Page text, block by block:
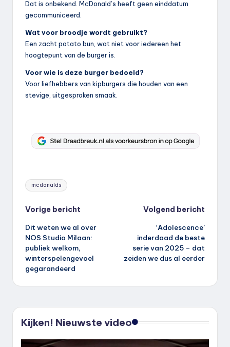
Dat is onbekend. McDonald’s heeft geen einddatum
gecommuniceerd.
Wat voor broodje wordt gebruikt?
Een zacht potato bun, wat niet voor iedereen het
hoogtepunt van de burger is.
Voor wie is deze burger bedoeld?
Voor liefhebbers van kipburgers die houden van een
stevige, uitgesproken smaak.
Tags:
mcdonalds
Bericht
navigatie
Vorige bericht
Dit weten we al over
NOS Studio Milaan:
publiek welkom,
winterspelengevoel
gegarandeerd
Volgend bericht
‘Adolescence’
inderdaad de beste
serie van 2025 – dat
zeiden we dus al eerder
Kijken! Nieuwste video